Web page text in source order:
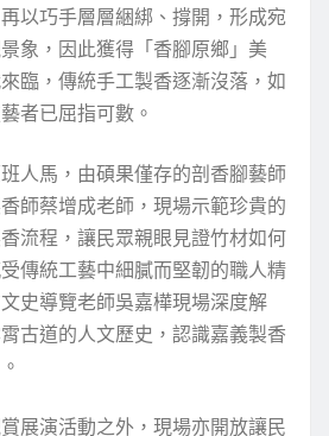
以巧手層層綑綁、撐開，形成宛
象，因此獲得「香腳原鄉」美
臨，傳統手工製香逐漸沒落，如
者已屈指可數。
人馬，由碩果僅存的剖香腳藝師
師蔡增成老師，現場示範珍貴的
流程，讓民眾親眼見證竹材如何
傳統工藝中細膩而堅韌的職人精
史導覽老師吳嘉樺現場深度解
古道的人文歷史，認識嘉義製香
展演活動之外，現場亦開放讓民